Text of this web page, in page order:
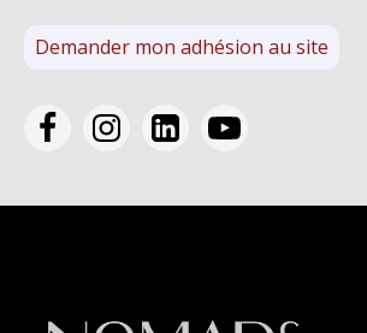
Demander mon adhésion au site